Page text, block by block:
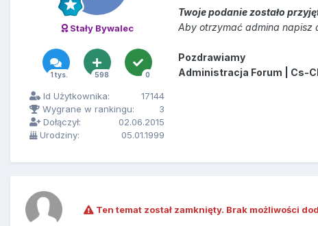
Stały Bywalec
1 tys. 598 0
Id Użytkownika:
17144
Wygrane w rankingu:
3
Dołączył:
02.06.2015
Urodziny:
05.01.1999
Twoje podanie zostało
Aby otrzymać admina napisz
Pozdrawiamy
Administracja Forum | Cs-
Ten temat został zamknięty. Brak możliwości